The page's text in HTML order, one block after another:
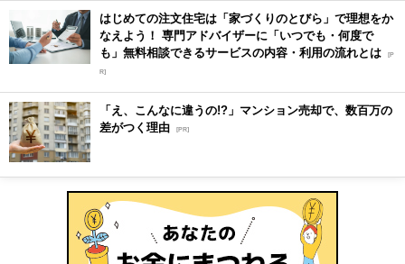
はじめての注文住宅は「家づくりのとびら」で理想をか
なえよう！ 専門アドバイザーに「いつでも・何度で
も」無料相談できるサービスの内容・利用の流れとは [P
R]
「え、こんなに違うの!?」マンション売却で、数百万の
差がつく理由 [PR]